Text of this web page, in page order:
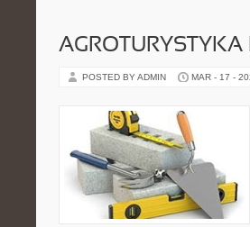
POSTED BY ADMIN MAR - 17 -